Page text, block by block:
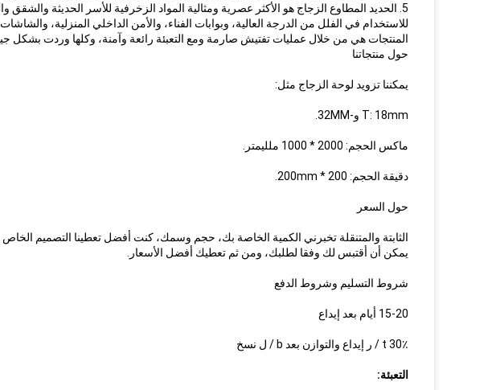
5. الحديد المطاوع الزجاج هو الأكثر عصرية ومثالية المواد الزخرفية للأسر الحديثة
للاستخدام في الفلل من الدرجة العالية، وبوابات الفناء، والأمن الداخلي المنزلية،
المنتجات هي من خلال عمليات تفتيش صارمة ومع التعبئة رائعة وآمنة، وكلها وردت بشكل
حول منتجاتنا
يمكننا تزويد لوحة الزجاج مثل:
T: 18mm و-32MM.
ماكس الحجم: 2000 * 1000 ملليمتر.
دقيقة الحجم: 200 * 200mm.
حول السعر
الثابتة والمتنقلة تخبرني الكمية الخاصة بك، حجم وسمك، كنت أفضل تعطينا التصميم الخاص
يمكن أن أقتبس لك وفقا لطلبك، ومن ثم تعطيك أفضل الأسعار.
شروط التسليم وشروط الدفع
15-20 أيام بعد إيداع
30٪ t / ر إيداع والتوازن بعد b / ل نسخ
التعبئة: